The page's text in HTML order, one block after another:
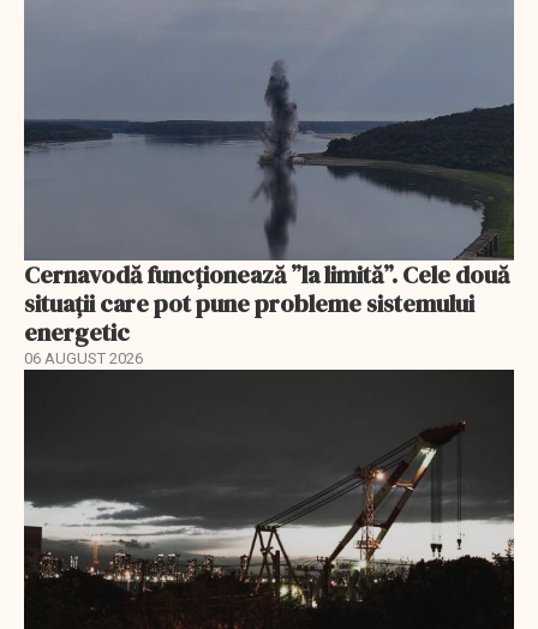
Cernavodă funcționează ”la limită”. Cele două
situații care pot pune probleme sistemului
energetic
06 AUGUST 2026